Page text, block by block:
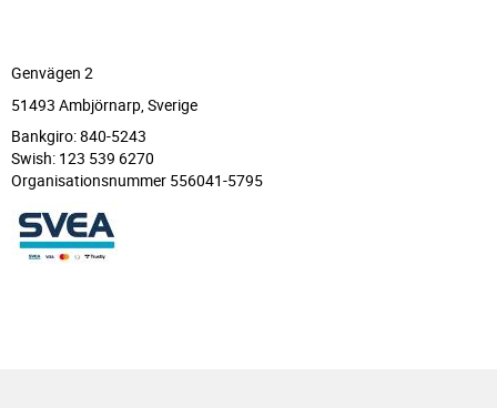
Genvägen 2
51493 Ambjörnarp, Sverige
Bankgiro: 840-5243
Swish: 123 539 6270
Organisationsnummer 556041-5795